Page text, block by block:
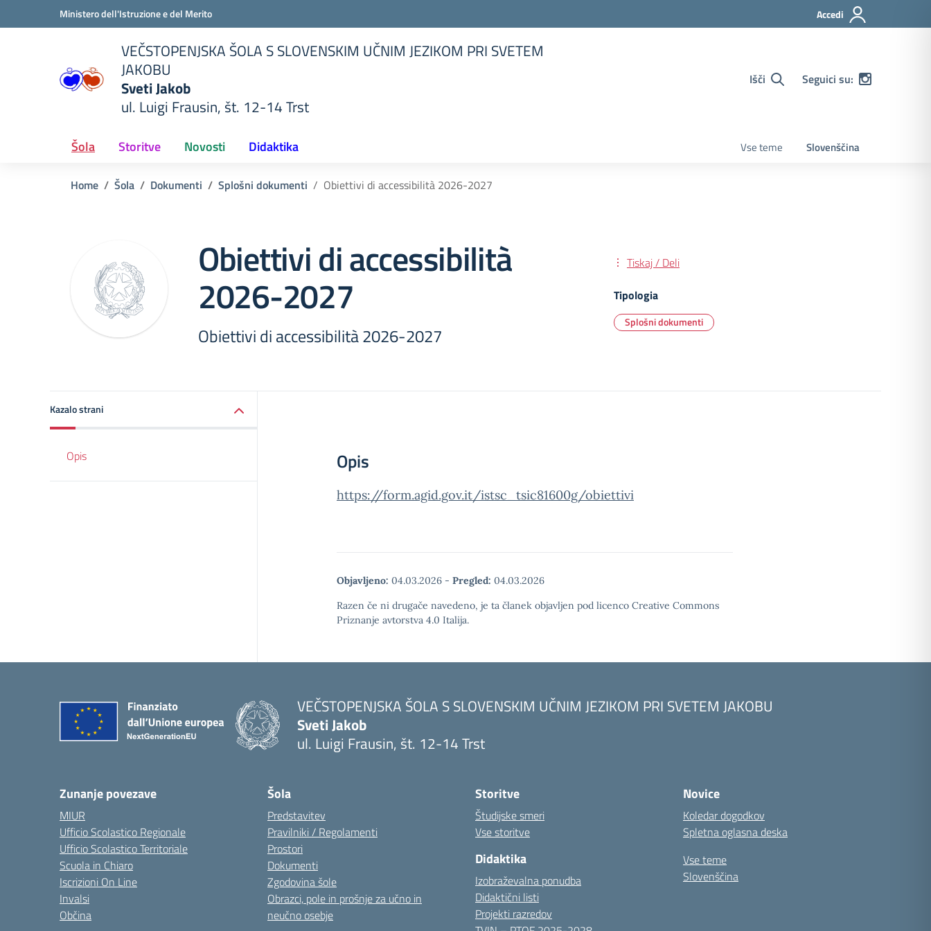
Vai ai contenuti
Vai al menu di navigazioneMinistero dell'Istruzione e del Merito Accedi
VEČSTOPENJSKA ŠOLA S SLOVENSKIM UČNIM JEZIKOM PRI SVETEM
JAKOBU
Sveti Jakob
ul. Luigi Frausin, št. 12-14 Trst
Išči Seguici su:
Šola Storitve Novosti Didaktika Vse teme Slovenščina
Home Šola Dokumenti Splošni dokumenti Obiettivi di accessibilità 2026-2027
Obiettivi di accessibilità
2026-2027
Obiettivi di accessibilità 2026-2027
Tiskaj / Deli
Tipologia
Splošni dokumenti
Kazalo strani
Opis Opis
https://form.agid.gov.it/istsc_tsic81600g/obiettivi
Objavljeno: 04.03.2026 - Pregled: 04.03.2026
Razen če ni drugače navedeno, je ta članek objavljen pod licenco Creative Commons
Priznanje avtorstva 4.0 Italija.
VEČSTOPENJSKA ŠOLA S SLOVENSKIM UČNIM JEZIKOM PRI SVETEM JAKOBU
Sveti Jakob
ul. Luigi Frausin, št. 12-14 Trst
Zunanje povezave
MIUR
Ufficio Scolastico Regionale
Ufficio Scolastico Territoriale
Scuola in Chiaro
Iscrizioni On Line
Invalsi
Občina
Šola
Predstavitev
Pravilniki / Regolamenti
Prostori
Dokumenti
Zgodovina šole
Obrazci, pole in prošnje za učno in
neučno osebje
Storitve
Študijske smeri
Vse storitve
Didaktika
Izobraževalna ponudba
Didaktični listi
Projekti razredov
Novice
Koledar dogodkov
Spletna oglasna deska
Vse teme
Slovenščina